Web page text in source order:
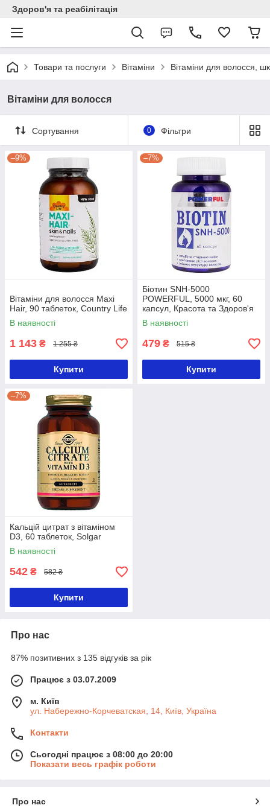
Здоров'я та реабілітація
Товари та послуги Вітаміни Вітаміни для волосся,
Вітаміни для волосся
Сортування 0 Фільтри
–9%
Вітаміни для волосся Maxi
Hair, 90 таблеток, Country Life
В наявності
1 143 ₴ 1 255 ₴
Купити
–7%
Біотин SNH-5000
POWERFUL, 5000 мкг, 60
капсул, Красота та Здоров'я
В наявності
479 ₴ 515 ₴
Купити
–7%
Кальцій цитрат з вітаміном
D3, 60 таблеток, Solgar
В наявності
542 ₴ 582 ₴
Купити
Про нас
87% позитивних з 135 відгуків за рік
Працює з 03.07.2009
м. Київ
ул. Набережно-Корчеватская, 14, Київ, Україна
Контакти
Сьогодні працює з 08:00 до 20:00
Показати весь графік роботи
Про нас